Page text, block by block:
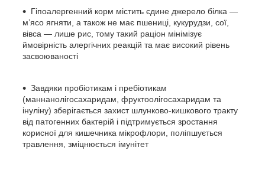
Гіпоалергенний корм містить єдине джерело білка —
м’ясо ягняти, а також не має пшениці, кукурудзи, сої,
вівса — лише рис, тому такий раціон мінімізує
ймовірність алергічних реакцій та має високий рівень
засвоюваності
Завдяки пробіотикам і пребіотикам
(маннанолігосахаридам, фруктоолігосахаридам та
інуліну) зберігається захист шлунково-кишкового тракту
від патогенних бактерій і підтримується зростання
корисної для кишечника мікрофлори, поліпшується
травлення, зміцнюється імунітет